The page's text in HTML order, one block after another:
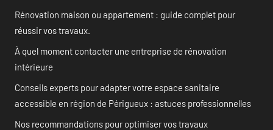
Rénovation maison ou appartement : guide complet pour
réussir vos travaux.
À quel moment contacter une entreprise de rénovation
intérieure
Conseils experts pour adapter votre espace sanitaire
accessible en région de Périgueux : astuces professionnelles
Nos recommandations pour optimiser vos travaux